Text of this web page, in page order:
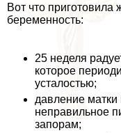
Вот что
беременность:
25 неделя
которое
усталостью;
давление
неправильное
запорам;